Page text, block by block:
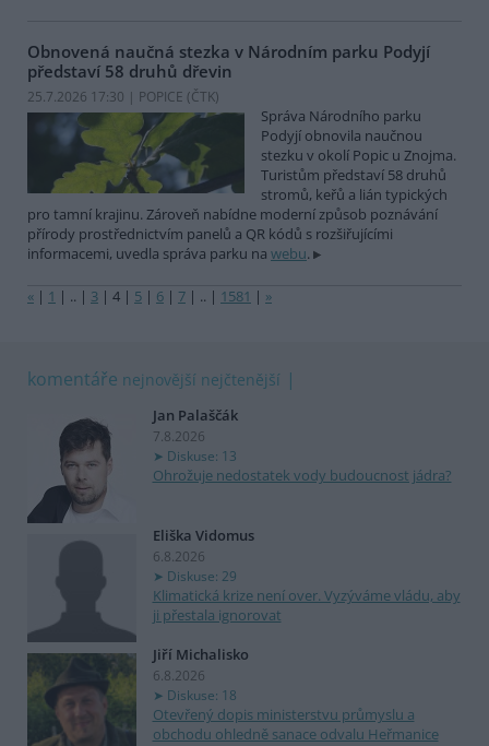
Obnovená naučná stezka v Národním parku Podyjí
představí 58 druhů dřevin
25.7.2026 17:30 | POPICE (ČTK)
Správa Národního parku
Podyjí obnovila naučnou
stezku v okolí Popic u Znojma.
Turistům představí 58 druhů
stromů, keřů a lián typických
pro tamní krajinu. Zároveň nabídne moderní způsob poznávání
přírody prostřednictvím panelů a QR kódů s rozšiřujícími
informacemi, uvedla správa parku na webu.
« | 1 | .. | 3 | 4 | 5 | 6 | 7 | .. | 1581 | »
komentáře nejnovější nejčtenější
Jan Palaščák
7.8.2026
Diskuse: 13
Ohrožuje nedostatek vody budoucnost jádra?
Eliška Vidomus
6.8.2026
Diskuse: 29
Klimatická krize není over. Vyzýváme vládu, aby
ji přestala ignorovat
Jiří Michalisko
6.8.2026
Diskuse: 18
Otevřený dopis ministerstvu průmyslu a
obchodu ohledně sanace odvalu Heřmanice